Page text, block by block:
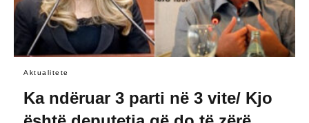
Aktualitete
Ka ndëruar 3 parti në 3 vite/ Kjo